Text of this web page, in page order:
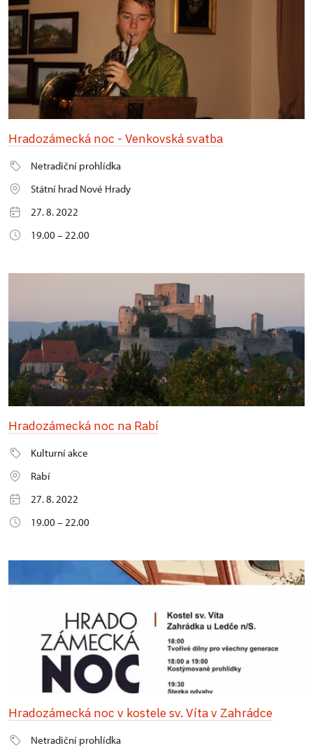
Hradozámecká noc - Venkovská svatba
Netradiční prohlídka
Státní hrad Nové Hrady
27. 8. 2022
19.00 – 22.00
Hradozámecká noc na Rabí
Kulturní akce
Rabí
27. 8. 2022
19.00 – 22.00
Hradozámecká noc v kostele sv. Víta v Zahrádce
Netradiční prohlídka